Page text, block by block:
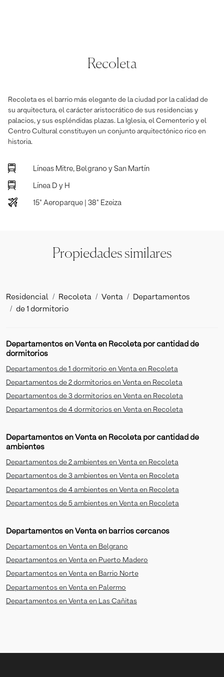
Recoleta
Recoleta es el barrio más elegante de la ciudad por la calidad de
su arquitectura, el carácter aristocrático de sus residencias y
palacios, y sus espléndidas plazas. La Iglesia, el Cementerio y el
Centro Cultural constituyen un conjunto arquitectónico rico en
historia.
Líneas Mitre, Belgrano y San Martín
Línea D y H
15" Aeroparque | 38" Ezeiza
Propiedades similares
Residencial Recoleta Venta
Departamentos
de 1 dormitorio
Departamentos en Venta en Recoleta por cantidad de
dormitorios
Departamentos de 1 dormitorio en Venta en Recoleta
Departamentos de 2 dormitorios en Venta en Recoleta
Departamentos de 3 dormitorios en Venta en Recoleta
Departamentos de 4 dormitorios en Venta en Recoleta
Departamentos en Venta en Recoleta por cantidad de
ambientes
Departamentos de 2 ambientes en Venta en Recoleta
Departamentos de 3 ambientes en Venta en Recoleta
Departamentos de 4 ambientes en Venta en Recoleta
Departamentos de 5 ambientes en Venta en Recoleta
Departamentos en Venta en barrios cercanos
Departamentos en Venta en Belgrano
Departamentos en Venta en Puerto Madero
Departamentos en Venta en Barrio Norte
Departamentos en Venta en Palermo
Departamentos en Venta en Las Cañitas